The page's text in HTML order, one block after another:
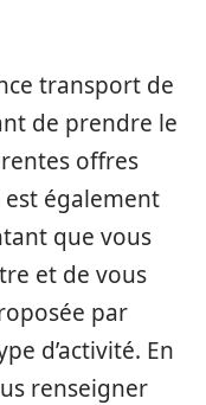
transport de
de prendre le
offres
également
que vous
et de vous
par
d’activité. En
renseigner